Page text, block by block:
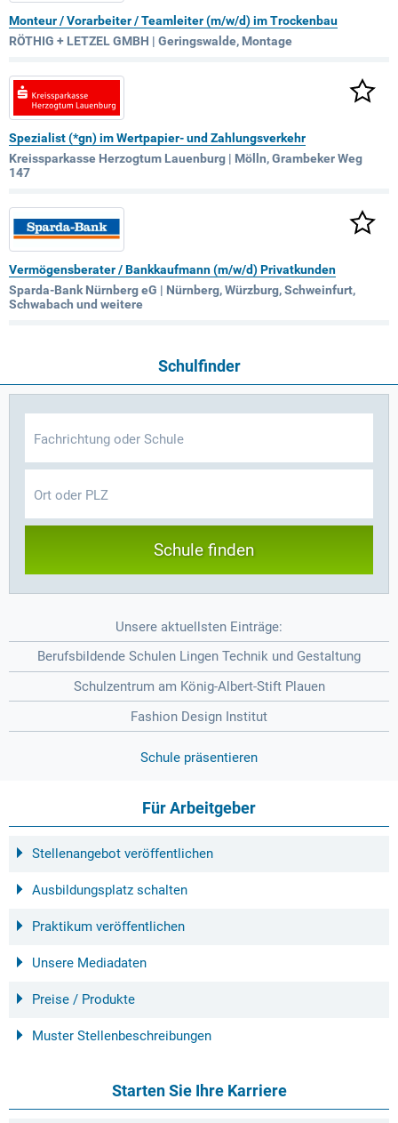
Monteur / Vorarbeiter / Teamleiter (m/w/d) im Trockenbau
RÖTHIG + LETZEL GMBH | Geringswalde, Montage
Spezialist (*gn) im Wertpapier- und Zahlungsverkehr
Kreissparkasse Herzogtum Lauenburg | Mölln, Grambeker Weg
147
Vermögensberater / Bankkaufmann (m/w/d) Privatkunden
Sparda-Bank Nürnberg eG | Nürnberg, Würzburg, Schweinfurt,
Schwabach und weitere
Schulfinder
Schule finden
Unsere aktuellsten Einträge:
Berufsbildende Schulen Lingen Technik und Gestaltung
Schulzentrum am König-Albert-Stift Plauen
Fashion Design Institut
Schule präsentieren
Für Arbeitgeber
Stellenangebot veröffentlichen
Ausbildungsplatz schalten
Praktikum veröffentlichen
Unsere Mediadaten
Preise / Produkte
Muster Stellenbeschreibungen
Starten Sie Ihre Karriere